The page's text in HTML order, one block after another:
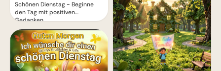
Schönen Dienstag - Beginne
den Tag mit positiven
Gedanken